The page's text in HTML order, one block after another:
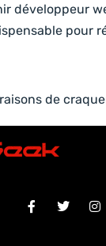
développeur
pour
de